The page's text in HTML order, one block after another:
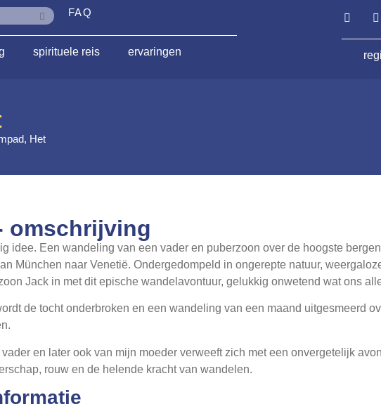
FAQ
spirituele reis ervaringen
Het
omschrijving
idee. Een wandeling van een vader en puberzoon over de hoogste
München naar Venetië. Ondergedompeld in ongerepte natuur,
Jack in met dit epische wandelavontuur, gelukkig onwetend wat ons
de tocht onderbroken en een wandeling van een maand uitgesmeerd
en later ook van mijn moeder verweeft zich met een onvergetelijk
rouw en de helende kracht van wandelen.